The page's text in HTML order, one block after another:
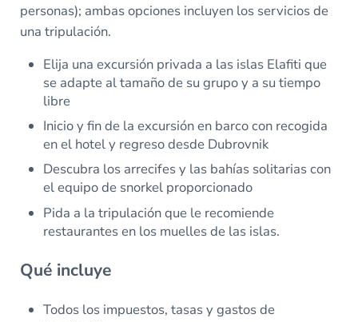
personas); ambas opciones incluyen los servicios de
una tripulación.
Elija una excursión privada a las islas Elafiti que
se adapte al tamaño de su grupo y a su tiempo
libre
Inicio y fin de la excursión en barco con recogida
en el hotel y regreso desde Dubrovnik
Descubra los arrecifes y las bahías solitarias con
el equipo de snorkel proporcionado
Pida a la tripulación que le recomiende
restaurantes en los muelles de las islas.
Qué incluye
Todos los impuestos, tasas y gastos de